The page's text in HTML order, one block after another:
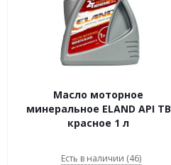
Масло моторное
минеральное ELAND API TB
красное 1 л
Есть в наличии (46)